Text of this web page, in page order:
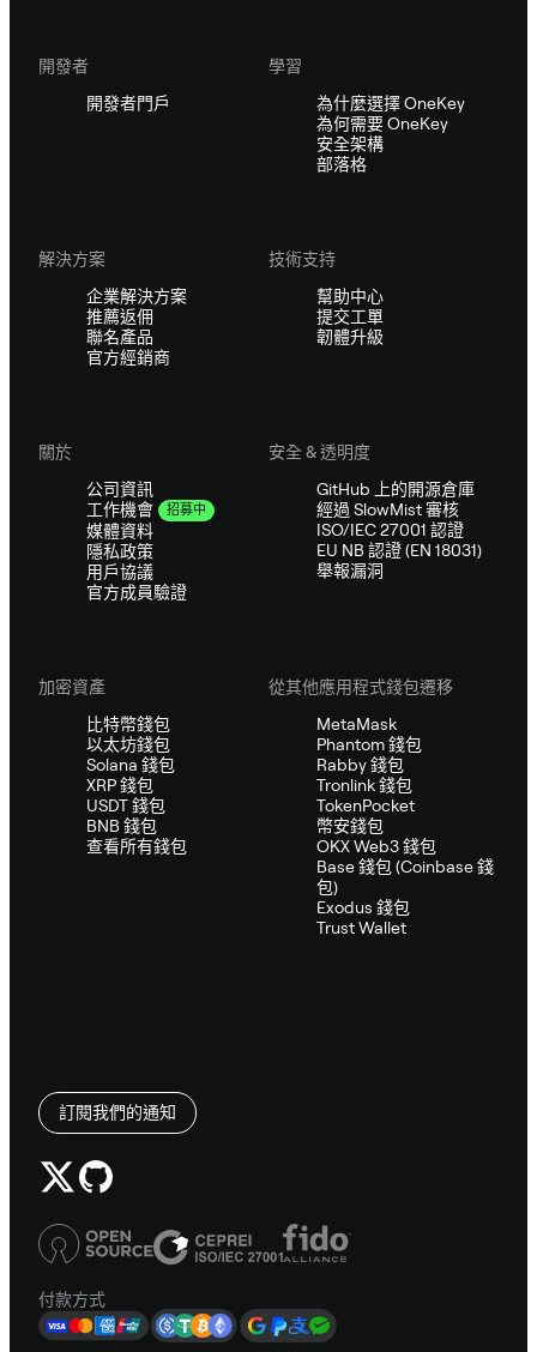
開發者
開發者門戶
學習
為什麼選擇 OneKey
為何需要 OneKey
安全架構
部落格
解決方案
企業解決方案
推薦返佣
聯名產品
官方經銷商
技術支持
幫助中心
提交工單
韌體升級
關於
公司資訊
工作機會
招募中
媒體資料
隱私政策
用戶協議
官方成員驗證
安全 & 透明度
GitHub 上的開源倉庫
經過 SlowMist 審核
ISO/IEC 27001 認證
EU NB 認證 (EN 18031)
舉報漏洞
加密資產
比特幣錢包
以太坊錢包
Solana 錢包
XRP 錢包
USDT 錢包
BNB 錢包
查看所有錢包
從其他應用程式錢包遷移
MetaMask
Phantom 錢包
Rabby 錢包
Tronlink 錢包
TokenPocket
幣安錢包
OKX Web3 錢包
Base 錢包 (Coinbase 錢
包)
Exodus 錢包
Trust Wallet
訂閱我們的通知
付款方式